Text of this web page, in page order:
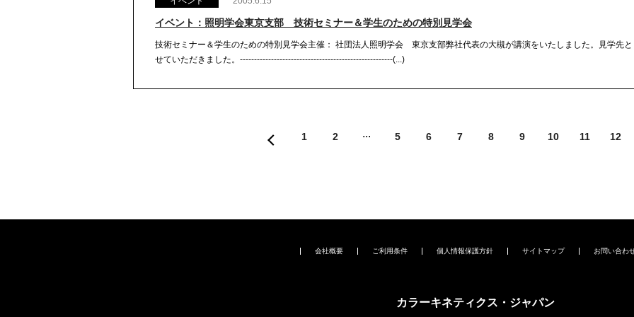
イベント：照明学会東京支部 技術セミナー＆学生のための特別見学会
技術セミナー＆学生のための特別見学会主催： 社団法人照明学会 東京支部弊社代表の大槻が講演をいたしました。見学先と
せていただきました。------------------------------------------------------(...)
1 2 5 6 7 8 9 10 11 12
会社概要 ご利用条件 個人情報保護方針 サイトマップ お問い合わ
カラーキネティクス・ジャパン